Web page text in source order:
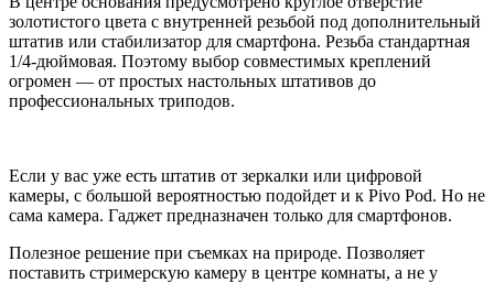
золотистого цвета с внутренней резьбой под дополнительный
штатив или стабилизатор для смартфона. Резьба стандартная
1/4-дюймовая. Поэтому выбор совместимых креплений
огромен — от простых настольных штативов до
профессиональных триподов.
Если у вас уже есть штатив от зеркалки или цифровой
камеры, с большой вероятностью подойдет и к Pivo Pod. Но не
сама камера. Гаджет предназначен только для смартфонов.
Полезное решение при съемках на природе. Позволяет
поставить стримерскую камеру в центре комнаты, а не у